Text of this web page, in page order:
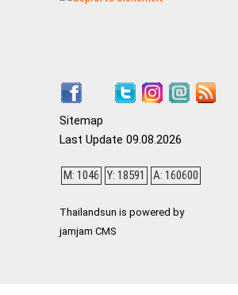
Sitemap
Last Update 09.08.2026
M: 1046 Y: 18591 A: 160600
Thailandsun is powered by
jamjam CMS